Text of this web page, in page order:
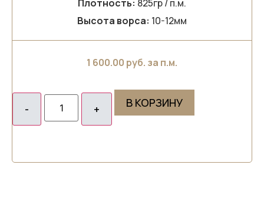
Плотность: 825гр / п.м.
Высота ворса: 10-12мм
1 600.00 руб. за п.м.
В КОРЗИНУ